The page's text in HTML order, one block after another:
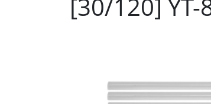
[30/120] YT-